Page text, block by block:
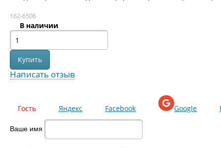
162-6506
В наличии
Написать отзыв
Гость Яндекс Facebook Google
Ваше имя